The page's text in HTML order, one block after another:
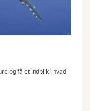
og få et indblik i hvad